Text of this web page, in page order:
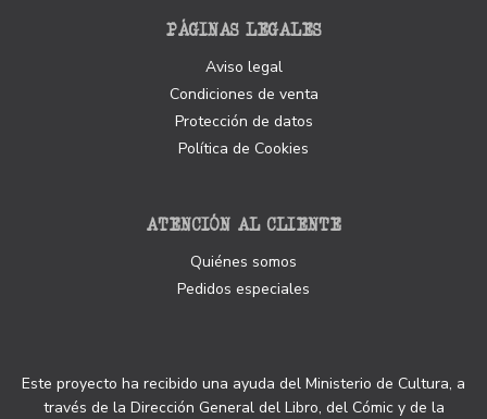
PÁGINAS LEGALES
Aviso legal
Condiciones de venta
Protección de datos
Política de Cookies
ATENCIÓN AL CLIENTE
Quiénes somos
Pedidos especiales
Este proyecto ha recibido una ayuda del Ministerio de Cultura, a
través de la Dirección General del Libro, del Cómic y de la